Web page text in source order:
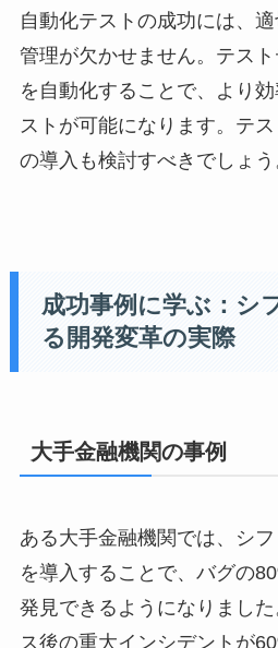
自動化テストの成功には、
管理が欠かせません。テス
を自動化することで、より
ストが可能になります。テ
の導入も検討すべきでしょう
成功事例に学ぶ：シ
る開発変革の実際
大手金融機関の事例
ある大手金融機関では、シ
を導入することで、バグの
発見できるようになりまし
ス後の重大インシデントが